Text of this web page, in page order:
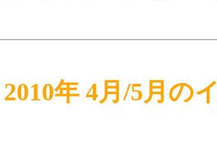
年 4月/5月の